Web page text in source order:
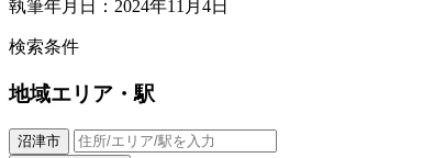
執筆年月日：2024年11月4日
検索条件
地域エリア・駅
沼津市